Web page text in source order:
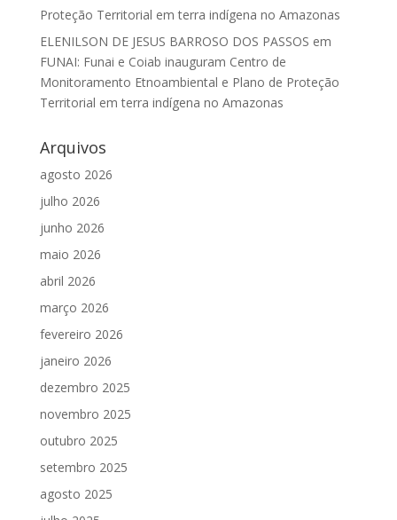
Proteção Territorial em terra indígena no Amazonas
ELENILSON DE JESUS BARROSO DOS PASSOS em
FUNAI: Funai e Coiab inauguram Centro de
Monitoramento Etnoambiental e Plano de Proteção
Territorial em terra indígena no Amazonas
Arquivos
agosto 2026
julho 2026
junho 2026
maio 2026
abril 2026
março 2026
fevereiro 2026
janeiro 2026
dezembro 2025
novembro 2025
outubro 2025
setembro 2025
agosto 2025